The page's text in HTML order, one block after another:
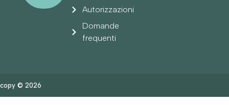
Autorizzazioni
Domande
frequenti
copy © 2026